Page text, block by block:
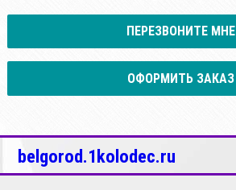
ПЕРЕЗВОНИТЕ МНЕ
ОФОРМИТЬ ЗАКАЗ
belgorod.1kolodec.ru